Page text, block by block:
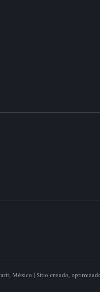
México | Sitio creado,